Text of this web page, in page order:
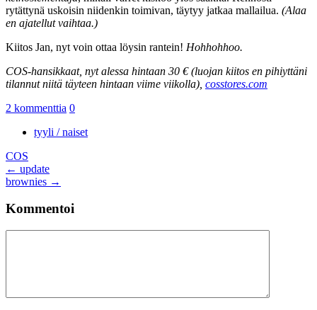
rytättynä uskoisin niidenkin toimivan, täytyy jatkaa mallailua. (Alaa
en ajatellut vaihtaa.)
Kiitos Jan, nyt voin ottaa löysin rantein! Hohhohhoo.
COS-hansikkaat, nyt alessa hintaan 30 € (luojan kiitos en pihiyttäni
tilannut niitä täyteen hintaan viime viikolla), cosstores.com
2 kommenttia 0
tyyli / naiset
COS
Artikkelien
selaus
← update
brownies →
Kommentoi